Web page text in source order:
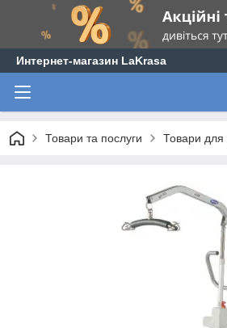
Интернет-магазин LaKrasa
Товари та послуги Товари для